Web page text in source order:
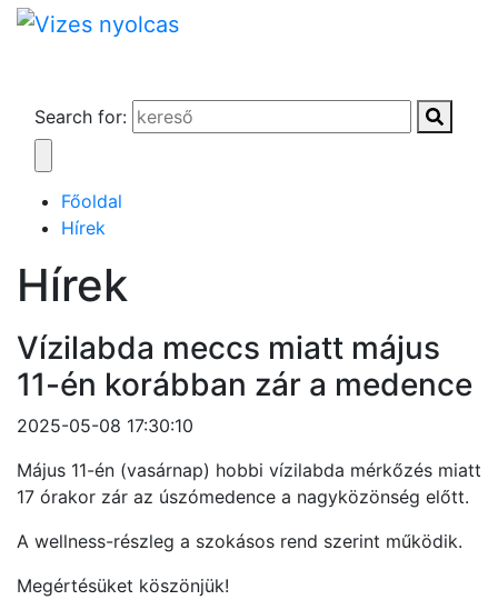
Search for:
Főoldal
Hírek
Hírek
Vízilabda meccs miatt május
11-én korábban zár a medence
2025-05-08 17:30:10
Május 11-én (vasárnap) hobbi vízilabda mérkőzés miatt
17 órakor zár az úszómedence a nagyközönség előtt.
A wellness-részleg a szokásos rend szerint működik.
Megértésüket köszönjük!